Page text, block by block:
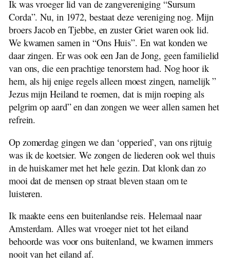
Schooljaren
Iets Over Mijn Familie
Voorjaar in de Lucht
Van Melkjuk tot Hondekar
Met Paard en Wagen
Zeewier
Bessen en Bossen
Hout op het Strand
Twee Tochten
Van het Eiland Af
Beste Kees en Hittie
Belevenissen van Pieter de Jong
Avonturen met de Gaasterland
De Ondergang van het S.S.Friesland
Ik was vroeger lid van de zangvereniging “Sursum
Corda”. Nu, in 1972, bestaat deze vereniging nog. Mijn
broers Jacob en Tjebbe, en zuster Griet waren ook lid.
We kwamen samen in “Ons Huis”. En wat konden we
daar zingen. Er was ook een Jan de Jong, geen familielid
van ons, die een prachtige tenorstem had. Nog hoor ik
hem, als hij enige regels alleen moest zingen, namelijk ”
Jezus mijn Heiland te roemen, dat is mijn roeping als
pelgrim op aard” en dan zongen we weer allen samen het
refrein.
Op zomerdag gingen we dan ‘opperied’, van ons rijtuig
was ik de koetsier. We zongen de liederen ook wel thuis
in de huiskamer met het hele gezin. Dat klonk dan zo
mooi dat de mensen op straat bleven staan om te
luisteren.
Ik maakte eens een buitenlandse reis. Helemaal naar
Amsterdam. Alles wat vroeger niet tot het eiland
behoorde was voor ons buitenland, we kwamen immers
nooit van het eiland af.